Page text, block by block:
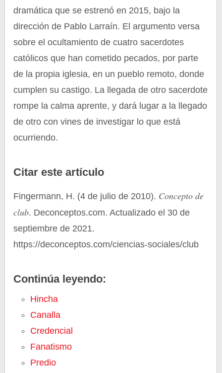
dramática que se estrenó en 2015, bajo la
dirección de Pablo Larraín. El argumento versa
sobre el ocultamiento de cuatro sacerdotes
católicos que han cometido pecados, por parte
de la propia iglesia, en un pueblo remoto, donde
cumplen su castigo. La llegada de otro sacerdote
rompe la calma aprente, y dará lugar a la llegado
de otro con vines de investigar lo que está
ocurriendo.
Citar este artículo
Fingermann, H. (4 de julio de 2010). Concepto de
club. Deconceptos.com. Actualizado el 30 de
septiembre de 2021.
https://deconceptos.com/ciencias-sociales/club
Continúa leyendo:
Hincha
Canalla
Credencial
Fanatismo
Predio